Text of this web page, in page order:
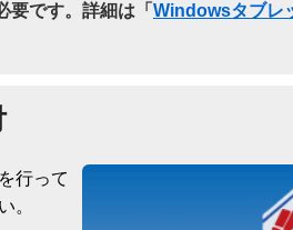
要です。詳細は「 Windowsタブレ
行って
。